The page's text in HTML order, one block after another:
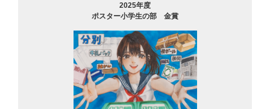
2025年度
ポスター小学生の部 金賞